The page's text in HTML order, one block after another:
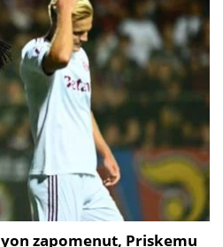
zapomenut, Priskemu